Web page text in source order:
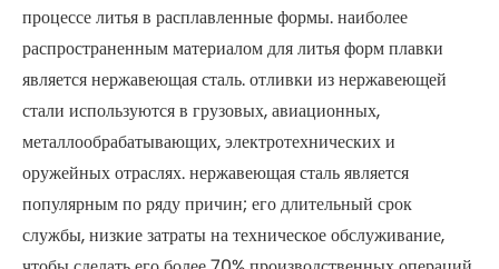
процессе литья в расплавленные формы. наиболее
распространенным материалом для литья форм плавки
является нержавеющая сталь. отливки из нержавеющей
стали используются в грузовых, авиационных,
металлообрабатывающих, электротехнических и
оружейных отраслях. нержавеющая сталь является
популярным по ряду причин; его длительный срок
службы, низкие затраты на техническое обслуживание,